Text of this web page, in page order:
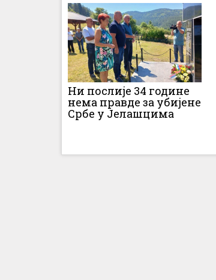
Ни послије 34 године
нема правде за убијене
Србе у Јелашцима